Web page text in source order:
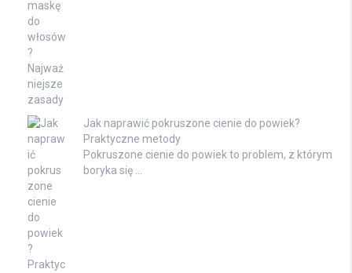
Jak naprawić pokruszone cienie do powiek?
Praktyczne metody
Pokruszone cienie do powiek to problem, z którym
boryka się …